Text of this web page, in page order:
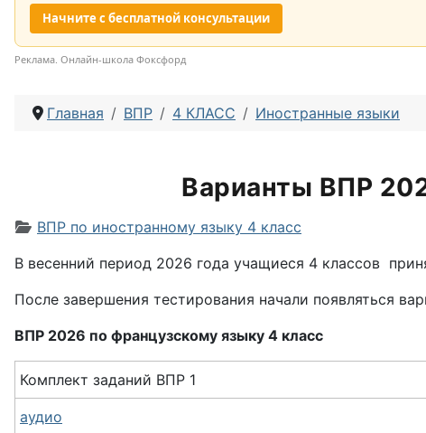
Начните с бесплатной консультации
Реклама. Онлайн-школа Фоксфорд
Главная ВПР 4 КЛАСС Иностранные языки
Варианты ВПР
Информация о материале
ВПР по иностранному языку 4 класс
В весенний период 2026 года учащиеся 4 классов
После завершения тестирования начали появляться
ВПР 2026 по французскому языку 4 класс
Комплект заданий ВПР 1
аудио